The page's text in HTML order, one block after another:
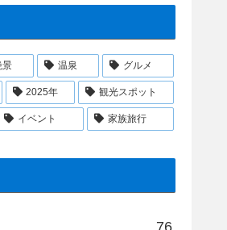
景 温泉 グルメ
2025年 観光スポット
イベント 家族旅行